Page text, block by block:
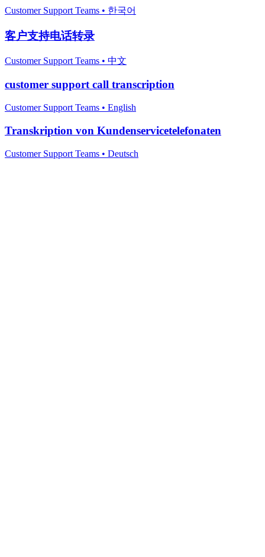
Customer Support Teams • 한국어
客户支持电话转录
Customer Support Teams • 中文
customer support call transcription
Customer Support Teams • English
Transkription von Kundenservicetelefonaten
Customer Support Teams • Deutsch